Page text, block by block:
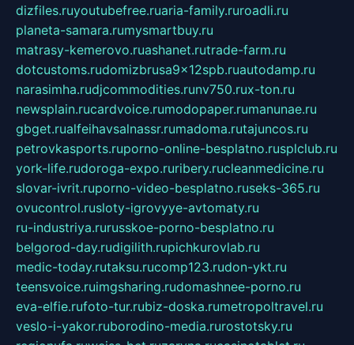
dizfiles.ruyoutubefree.ruaria-family.ruroadli.ru
planeta-samara.rumysmartbuy.ru
matrasy-kemerovo.ruashanet.rutrade-farm.ru
dotcustoms.rudomizbrusa9x12spb.ruautodamp.ru
narasimha.rudjcommodities.runv750.rux-ton.ru
newsplain.rucardvoice.rumodopaper.rumanunae.ru
gbget.rualfeihavsalnassr.rumadoma.rutajuncos.ru
petrovkasports.ruporno-online-besplatno.rusplclub.ru
york-life.rudoroga-expo.ruribery.rucleanmedicine.ru
slovar-ivrit.ruporno-video-besplatno.ruseks-365.ru
ovucontrol.rusloty-igrovyye-avtomaty.ru
ru-industriya.rurusskoe-porno-besplatno.ru
belgorod-day.rudigilith.rupichkurovlab.ru
medic-today.rutaksu.rucomp123.rudon-ykt.ru
teensvoice.ruimgsharing.rudomashnee-porno.ru
eva-elfie.rufoto-tur.rubiz-doska.rumetropoltravel.ru
veslo-i-yakor.ruborodino-media.rurostotsky.ru